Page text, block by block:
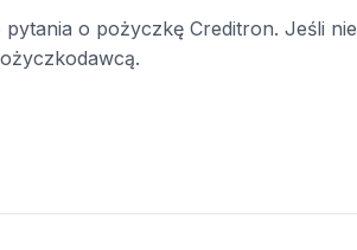
o pożyczkę Creditron. Jeśli nie